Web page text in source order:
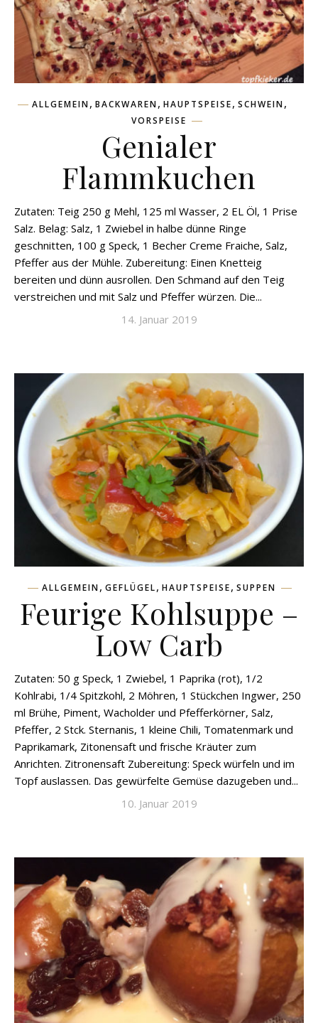
ALLGEMEIN, BACKWAREN, HAUPTSPEISE, SCHWEIN,
VORSPEISE
Genialer
Flammkuchen
Zutaten: Teig 250 g Mehl, 125 ml Wasser, 2 EL Öl, 1 Prise
Salz. Belag: Salz, 1 Zwiebel in halbe dünne Ringe
geschnitten, 100 g Speck, 1 Becher Creme Fraiche, Salz,
Pfeffer aus der Mühle. Zubereitung: Einen Knetteig
bereiten und dünn ausrollen. Den Schmand auf den Teig
verstreichen und mit Salz und Pfeffer würzen. Die...
14. Januar 2019
ALLGEMEIN, GEFLÜGEL, HAUPTSPEISE, SUPPEN
Feurige Kohlsuppe –
Low Carb
Zutaten: 50 g Speck, 1 Zwiebel, 1 Paprika (rot), 1/2
Kohlrabi, 1/4 Spitzkohl, 2 Möhren, 1 Stückchen Ingwer, 250
ml Brühe, Piment, Wacholder und Pfefferkörner, Salz,
Pfeffer, 2 Stck. Sternanis, 1 kleine Chili, Tomatenmark und
Paprikamark, Zitonensaft und frische Kräuter zum
Anrichten. Zitronensaft Zubereitung: Speck würfeln und im
Topf auslassen. Das gewürfelte Gemüse dazugeben und...
10. Januar 2019